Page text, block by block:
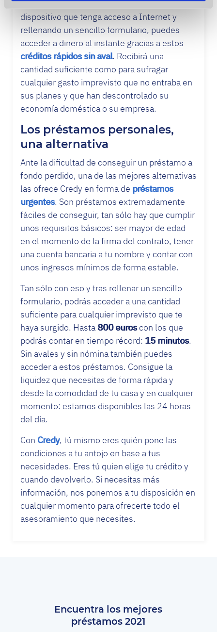
partir del uso que haya hecho de sus servicios.
burocráticos ni largas colas. Tan sólo con un
dispositivo que tenga acceso a Internet y
rellenando un sencillo formulario, puedes
acceder a dinero al instante gracias a estos
créditos rápidos sin aval. Recibirá una
cantidad suficiente como para sufragar
cualquier gasto imprevisto que no entraba en
sus planes y que han descontrolado su
economía doméstica o su empresa.
Los préstamos personales,
una alternativa
Ante la dificultad de conseguir un préstamo a
fondo perdido, una de las mejores alternativas
las ofrece Credy en forma de préstamos
urgentes. Son préstamos extremadamente
fáciles de conseguir, tan sólo hay que cumplir
unos requisitos básicos: ser mayor de edad
en el momento de la firma del contrato, tener
una cuenta bancaria a tu nombre y contar con
unos ingresos mínimos de forma estable.
Tan sólo con eso y tras rellenar un sencillo
formulario, podrás acceder a una cantidad
suficiente para cualquier imprevisto que te
haya surgido. Hasta 800 euroscon los que
podrás contar en tiempo récord: 15 minutos.
Sin avales y sin nómina también puedes
acceder a estos préstamos. Consigue la
liquidez que necesitas de forma rápida y
desde la comodidad de tu casa y en cualquier
momento: estamos disponibles las 24 horas
del día.
Con Credy, tú mismo eres quién pone las
condiciones a tu antojo en base a tus
necesidades. Eres tú quien elige tu crédito y
cuando devolverlo. Si necesitas más
información, nos ponemos a tu disposición en
cualquier momento para ofrecerte todo el
asesoramiento que necesites.
Encuentra los mejores
préstamos 2021